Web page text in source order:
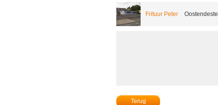
Frituur Peter
Terug